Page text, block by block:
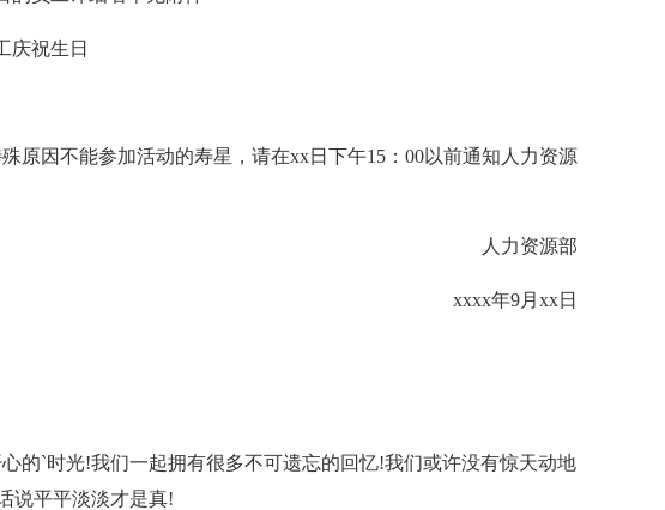
庆祝生日
原因不能参加活动的寿星，请在xx日下午15：00以前通知人力资源
人力资源部
xxxx年9月xx日
的`时光!我们一起拥有很多不可遗忘的回忆!我们或许没有惊天动地
说平平淡淡才是真!